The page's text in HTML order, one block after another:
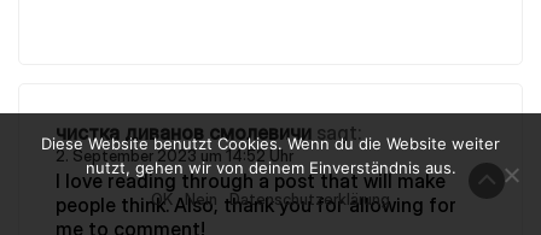
чистка диванов смолевичи sagt:
2. September 2023 um 14:52 Uhr
I love reading through a post that will make
people think. Also, thank you for allowing for
me to comment!
Diese Website benutzt Cookies. Wenn du die Website weiter
nutzt, gehen wir von deinem Einverständnis aus.
OK
Nein Datenschutzerklärung